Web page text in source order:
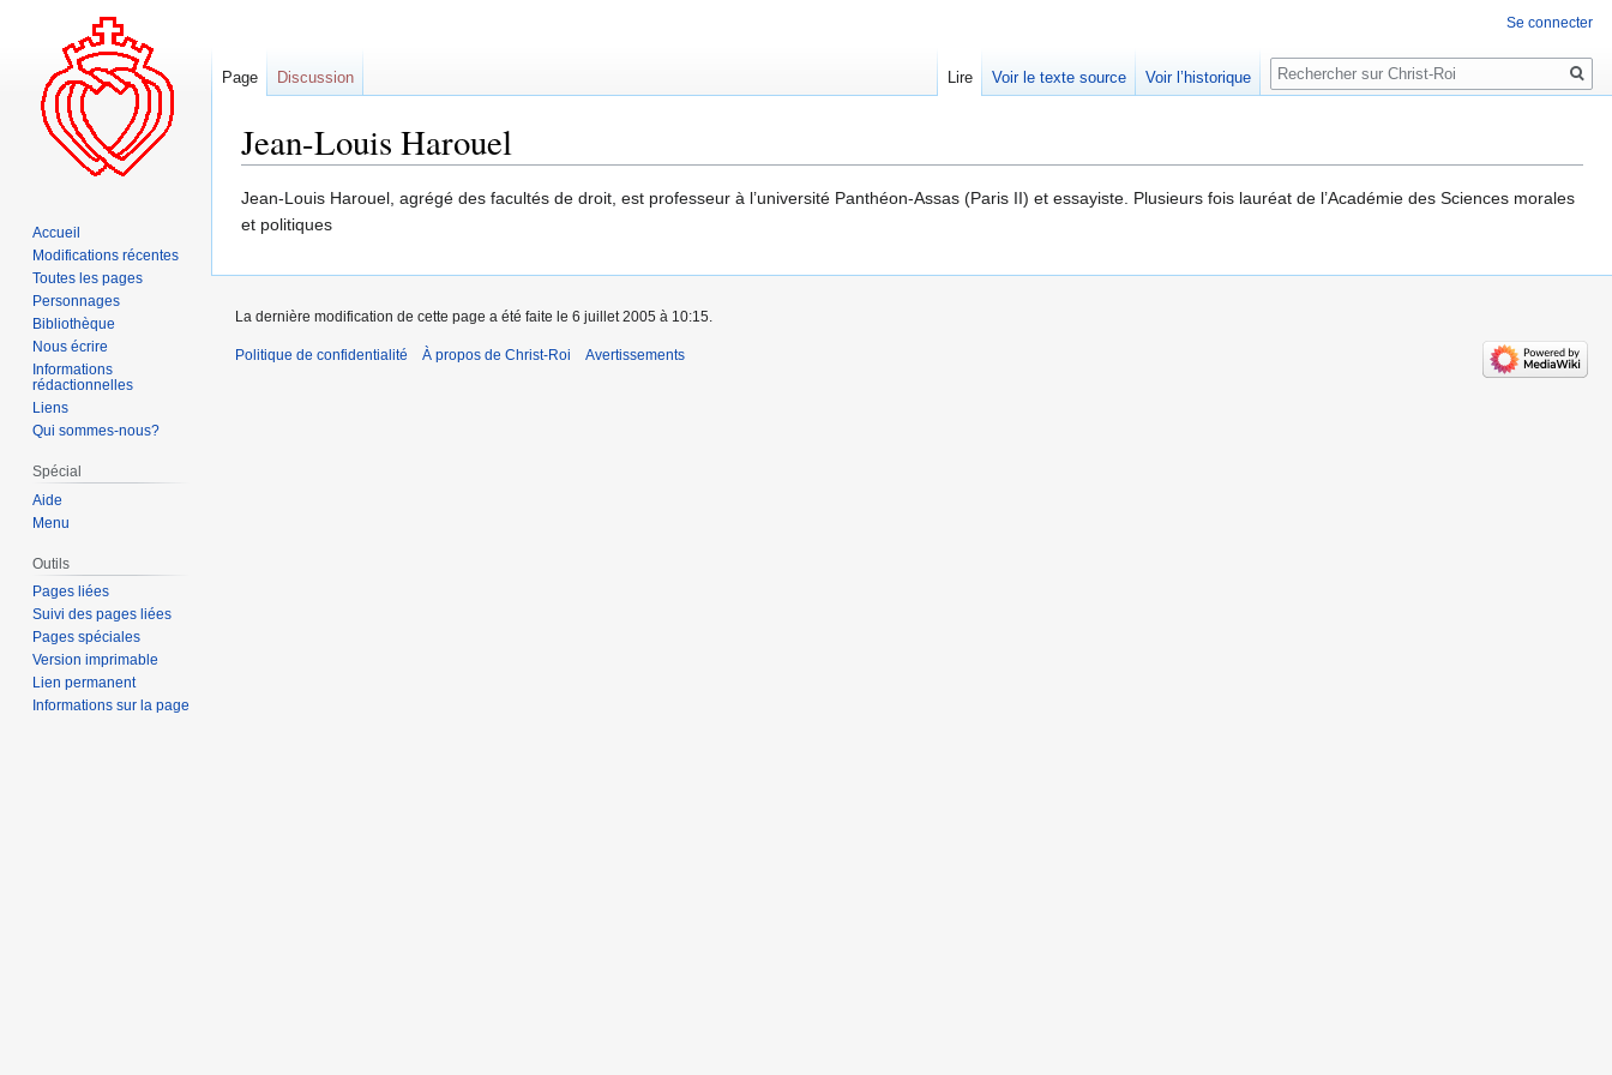
Jean-Louis Harouel
Aller
à
navigation
Aller
à
recherche
Jean-Louis Harouel, agrégé des facultés de droit, est professeur à l’université Panthéon-Assas (Paris II) et essayiste. Plusieurs fois lauréat de l’Académie des Sciences morales
et politiques
Se connecter
Page Discussion Lire Voir le texte source Voir l’historique
Rechercher
Accueil
Modifications récentes
Toutes les pages
Personnages
Bibliothèque
Nous écrire
Informations
rédactionnelles
Liens
Qui sommes-nous?
Spécial
Aide
Menu
Outils
Pages liées
Suivi des pages liées
Pages spéciales
Version imprimable
Lien permanent
Informations sur la page
La dernière modification de cette page a été faite le 6 juillet 2005 à 10:15.
Politique de confidentialité À propos de Christ-Roi Avertissements